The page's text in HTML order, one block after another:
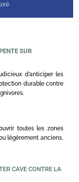
SUR
d’anticiper les
durable contre
toutes les zones
légèrement anciens,
CAVE CONTRE LA